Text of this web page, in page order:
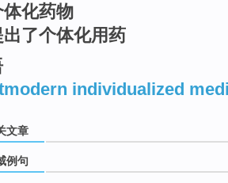
体化药物
出了个体化用药
individualized
文章
例句